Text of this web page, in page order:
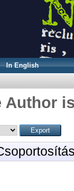
In English
Author